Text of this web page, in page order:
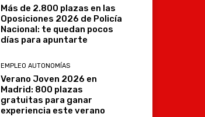
Más de 2.800 plazas en las
Oposiciones 2026 de Policía
Nacional: te quedan pocos
días para apuntarte
EMPLEO AUTONOMÍAS
Verano Joven 2026 en
Madrid: 800 plazas
gratuitas para ganar
experiencia este verano